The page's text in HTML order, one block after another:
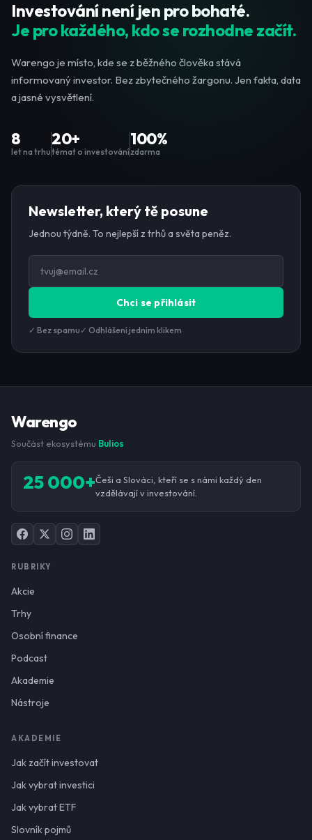
Investování není jen pro bohaté.
Je pro každého, kdo se rozhodne začít.
Warengo je místo, kde se z běžného člověka stává
informovaný investor. Bez zbytečného žargonu. Jen fakta, data
a jasné vysvětlení.
8
let na trhu
20+
témat o investování
100%
zdarma
Newsletter, který tě posune
Jednou týdně. To nejlepší z trhů a světa peněz.
Chci se přihlásit
✓ Bez spamu ✓ Odhlášení jedním klikem
Warengo
Součást ekosystému Bulios
25 000+Češi a Slováci, kteří se s námi každý den
vzdělávají v investování.
RUBRIKY
Akcie
Trhy
Osobní finance
Podcast
Akademie
Nástroje
AKADEMIE
Jak začít investovat
Jak vybrat investici
Jak vybrat ETF
Slovník pojmů